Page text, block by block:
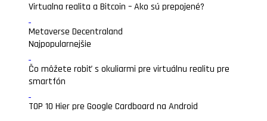
Virtualna realita a Bitcoin – Ako sú prepojené?
Metaverse Decentraland
Najpopularnejšie
Čo môžete robiť s okuliarmi pre virtuálnu realitu pre
smartfón
TOP 10 Hier pre Google Cardboard na Android